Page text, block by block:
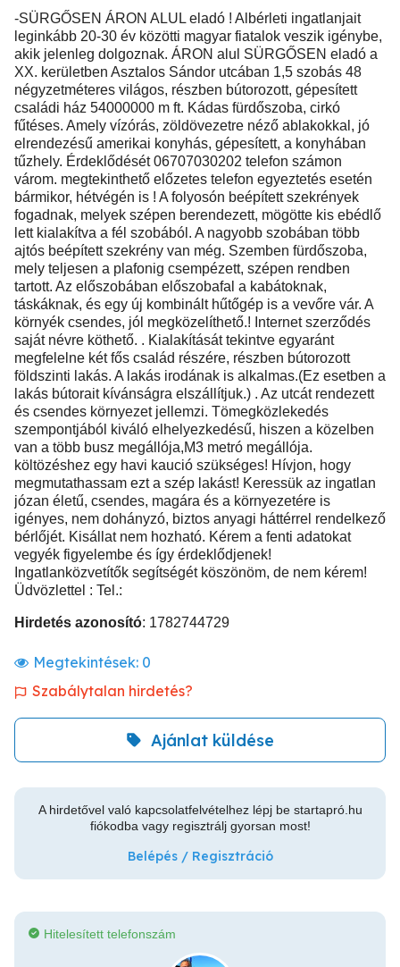
-SÜRGŐSEN ÁRON ALUL eladó ! Albérleti ingatlanjait
leginkább 20-30 év közötti magyar fiatalok veszik igénybe,
akik jelenleg dolgoznak. ÁRON alul SÜRGŐSEN eladó a
XX. kerületben Asztalos Sándor utcában 1,5 szobás 48
négyzetméteres világos, részben bútorozott, gépesített
családi ház 54000000 m ft. Kádas fürdőszoba, cirkó
fűtéses. Amely vízórás, zöldövezetre néző ablakokkal, jó
elrendezésű amerikai konyhás, gépesített, a konyhában
tűzhely. Érdeklődését 06707030202 telefon számon
várom. megtekinthető előzetes telefon egyeztetés esetén
bármikor, hétvégén is ! A folyosón beépített szekrények
fogadnak, melyek szépen berendezett, mögötte kis ebédlő
lett kialakítva a fél szobából. A nagyobb szobában több
ajtós beépített szekrény van még. Szemben fürdőszoba,
mely teljesen a plafonig csempézett, szépen rendben
tartott. Az előszobában előszobafal a kabátoknak,
táskáknak, és egy új kombinált hűtőgép is a vevőre vár. A
környék csendes, jól megközelíthető.! Internet szerződés
saját névre köthető. . Kialakítását tekintve egyaránt
megfelelne két fős család részére, részben bútorozott
földszinti lakás. A lakás irodának is alkalmas.(Ez esetben a
lakás bútorait kívánságra elszállítjuk.) . Az utcát rendezett
és csendes környezet jellemzi. Tömegközlekedés
szempontjából kiváló elhelyezkedésű, hiszen a közelben
van a több busz megállója,M3 metró megállója.
költözéshez egy havi kaució szükséges! Hívjon, hogy
megmutathassam ezt a szép lakást! Keressük az ingatlan
józan életű, csendes, magára és a környezetére is
igényes, nem dohányzó, biztos anyagi háttérrel rendelkező
bérlőjét. Kisállat nem hozható. Kérem a fenti adatokat
vegyék figyelembe és így érdeklődjenek!
Ingatlanközvetítők segítségét köszönöm, de nem kérem!
Üdvözlettel : Tel.:
Hirdetés azonosító: 1782744729
Megtekintések: 0
Szabálytalan hirdetés?
Ajánlat küldése
A hirdetővel való kapcsolatfelvételhez lépj be startapró.hu
fiókodba vagy regisztrálj gyorsan most!
Belépés / Regisztráció
Hitelesített telefonszám